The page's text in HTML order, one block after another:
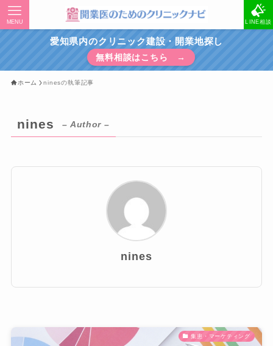
LINE相談
MENU
愛知県内のクリニック建設・開業地探し
無料相談はこちら →
ホーム ninesの執筆記事
nines – Author –
nines
集患・マーケティング